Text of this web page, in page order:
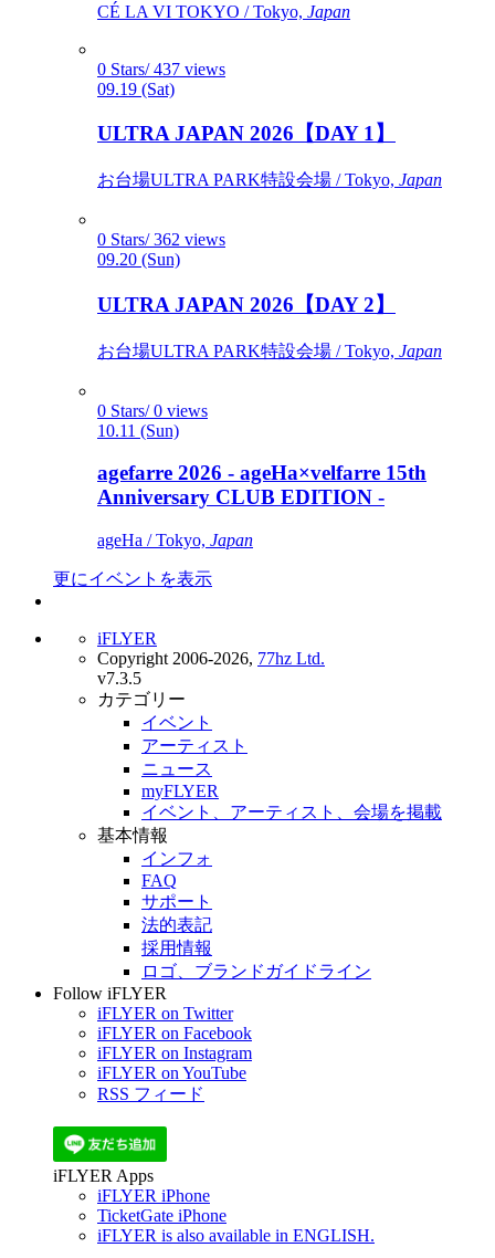
CÉ LA VI TOKYO / Tokyo, Japan
0 Stars/ 437 views
09.19 (Sat)
ULTRA JAPAN 2026【DAY 1】
お台場ULTRA PARK特設会場 / Tokyo, Japan
0 Stars/ 362 views
09.20 (Sun)
ULTRA JAPAN 2026【DAY 2】
お台場ULTRA PARK特設会場 / Tokyo, Japan
0 Stars/ 0 views
10.11 (Sun)
agefarre 2026 - ageHa×velfarre 15th
Anniversary CLUB EDITION -
ageHa / Tokyo, Japan
更にイベントを表示
iFLYER
Copyright 2006-2026, 77hz Ltd.
v7.3.5
カテゴリー
イベント
アーティスト
ニュース
myFLYER
イベント、アーティスト、会場を掲載
基本情報
インフォ
FAQ
サポート
法的表記
採用情報
ロゴ、ブランドガイドライン
Follow iFLYER
iFLYER on Twitter
iFLYER on Facebook
iFLYER on Instagram
iFLYER on YouTube
RSS フィード
iFLYER Apps
iFLYER iPhone
TicketGate iPhone
iFLYER is also available in ENGLISH.